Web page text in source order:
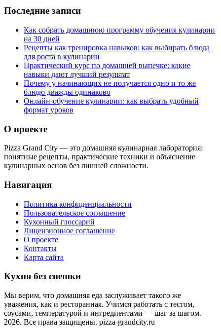
Последние записи
Как собрать домашнюю программу обучения кулинарии
на 30 дней
Рецепты как тренировка навыков: как выбирать блюда
для роста в кулинарии
Практический курс по домашней выпечке: какие
навыки дают лучший результат
Почему у начинающих не получается одно и то же
блюдо дважды одинаково
Онлайн-обучение кулинарии: как выбрать удобный
формат уроков
О проекте
Pizza Grand City — это домашняя кулинарная лаборатория:
понятные рецепты, практические техники и объяснение
кулинарных основ без лишней сложности.
Навигация
Политика конфиденциальности
Пользовательское соглашение
Кухонный глоссарий
Лицензионное соглашение
О проекте
Контакты
Карта сайта
Кухня без спешки
Мы верим, что домашняя еда заслуживает такого же
уважения, как и ресторанная. Учимся работать с тестом,
соусами, температурой и ингредиентами — шаг за шагом.
2026. Все права защищены. pizza-grandcity.ru